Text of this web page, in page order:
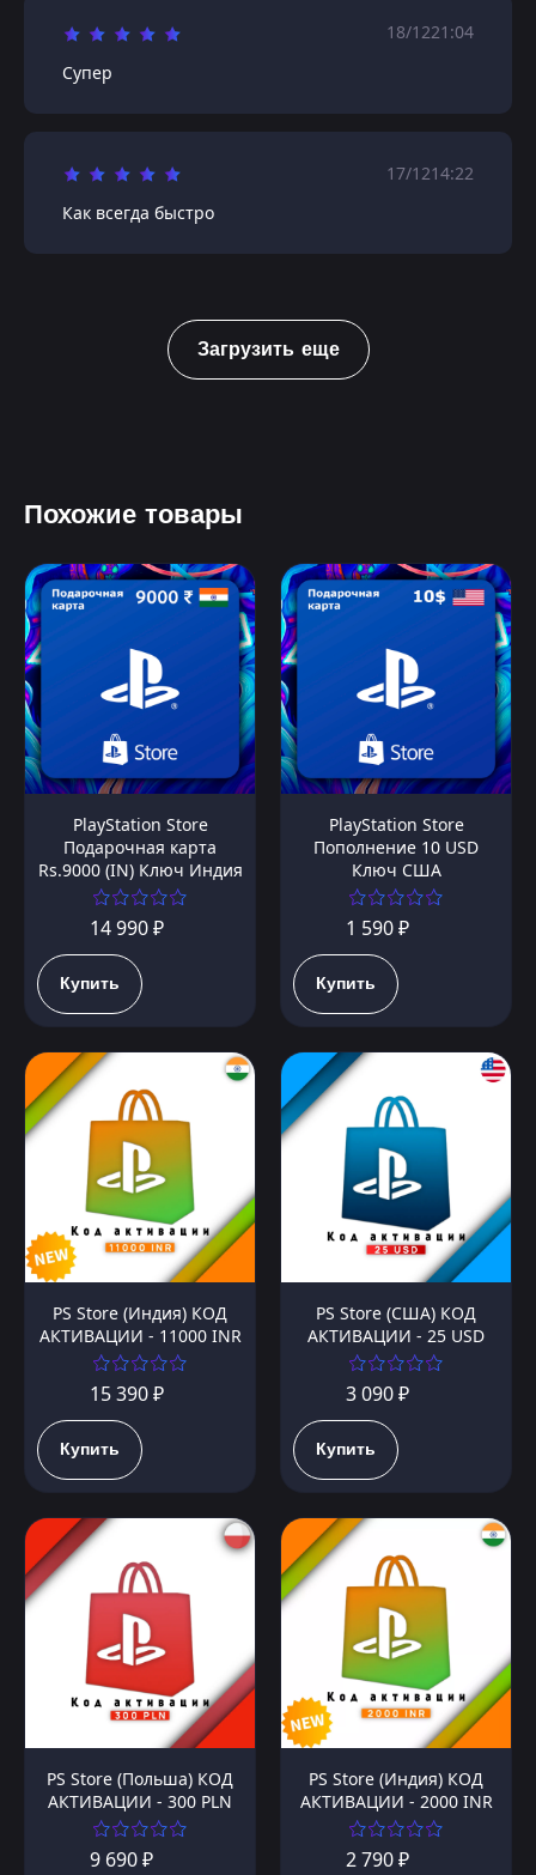
18/1221:04
Супер
17/1214:22
Как всегда быстро
Загрузить еще
Похожие товары
PlayStation Store
Подарочная карта
Rs.9000 (IN) Ключ Индия
14 990 ₽
Купить
PlayStation Store
Пополнение 10 USD
Ключ США
1 590 ₽
Купить
PS Store (Индия) КОД
АКТИВАЦИИ - 11000 INR
15 390 ₽
Купить
PS Store (США) КОД
АКТИВАЦИИ - 25 USD
3 090 ₽
Купить
PS Store (Польша) КОД
АКТИВАЦИИ - 300 PLN
9 690 ₽
PS Store (Индия) КОД
АКТИВАЦИИ - 2000 INR
2 790 ₽